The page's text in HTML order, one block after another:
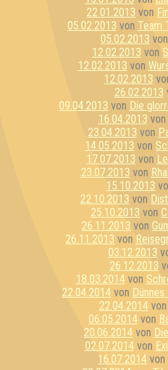
22.01.2013 von
05.02.2013 von Team
05.02.2013 von
12.02.2013 von
12.02.2013 von
12.02.2013
26.02.2013
09.04.2013 von Die
16.04.2013 von
23.04.2013 von
14.05.2013 von
17.07.2013 von
23.07.2013 von
15.10.2013
22.10.2013 von
25.10.2013 von
26.11.2013 von
26.11.2013 von
03.12.2013
26.12.2013
18.03.2014von
22.04.2014 von
22.04.2014von
06.05.2014 von
20.06.2014 von
02.07.2014von
16.07.2014 von